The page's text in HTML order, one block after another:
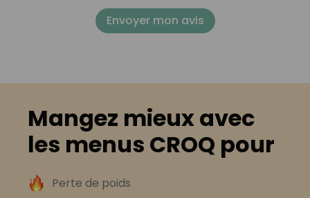
Envoyer mon avis
Mangez mieux avec
les menus CROQ pour
Perte de poids